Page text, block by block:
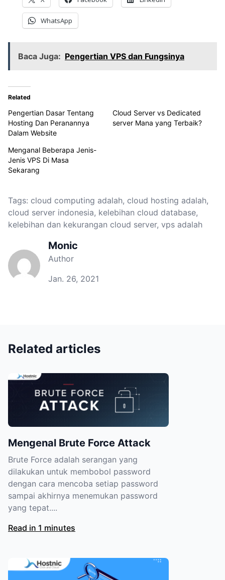
WhatsApp
Baca Juga: Pengertian VPS dan Fungsinya
Related
Pengertian Dasar Tentang
Hosting Dan Peranannya
Dalam Website
Cloud Server vs Dedicated
server Mana yang Terbaik?
Menganal Beberapa Jenis-
Jenis VPS Di Masa
Sekarang
Tags: cloud computing adalah, cloud hosting adalah,
cloud server indonesia, kelebihan cloud database,
kelebihan dan kekurangan cloud server, vps adalah
Monic
Author
Jan. 26, 2021
Related articles
Mengenal Brute Force Attack
Brute Force adalah serangan yang
dilakukan untuk membobol password
dengan cara mencoba setiap password
sampai akhirnya menemukan password
yang tepat....
Read in 1 minutes